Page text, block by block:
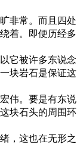
非常。而且四处
着。即便历经多
它被许多东说念
块岩石是保证这
伟。要是有东说
块石头的周围环
，这也在无形之